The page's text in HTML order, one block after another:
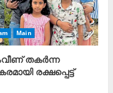
Main
തകർന്ന
രക്ഷപ്പെട്ട്